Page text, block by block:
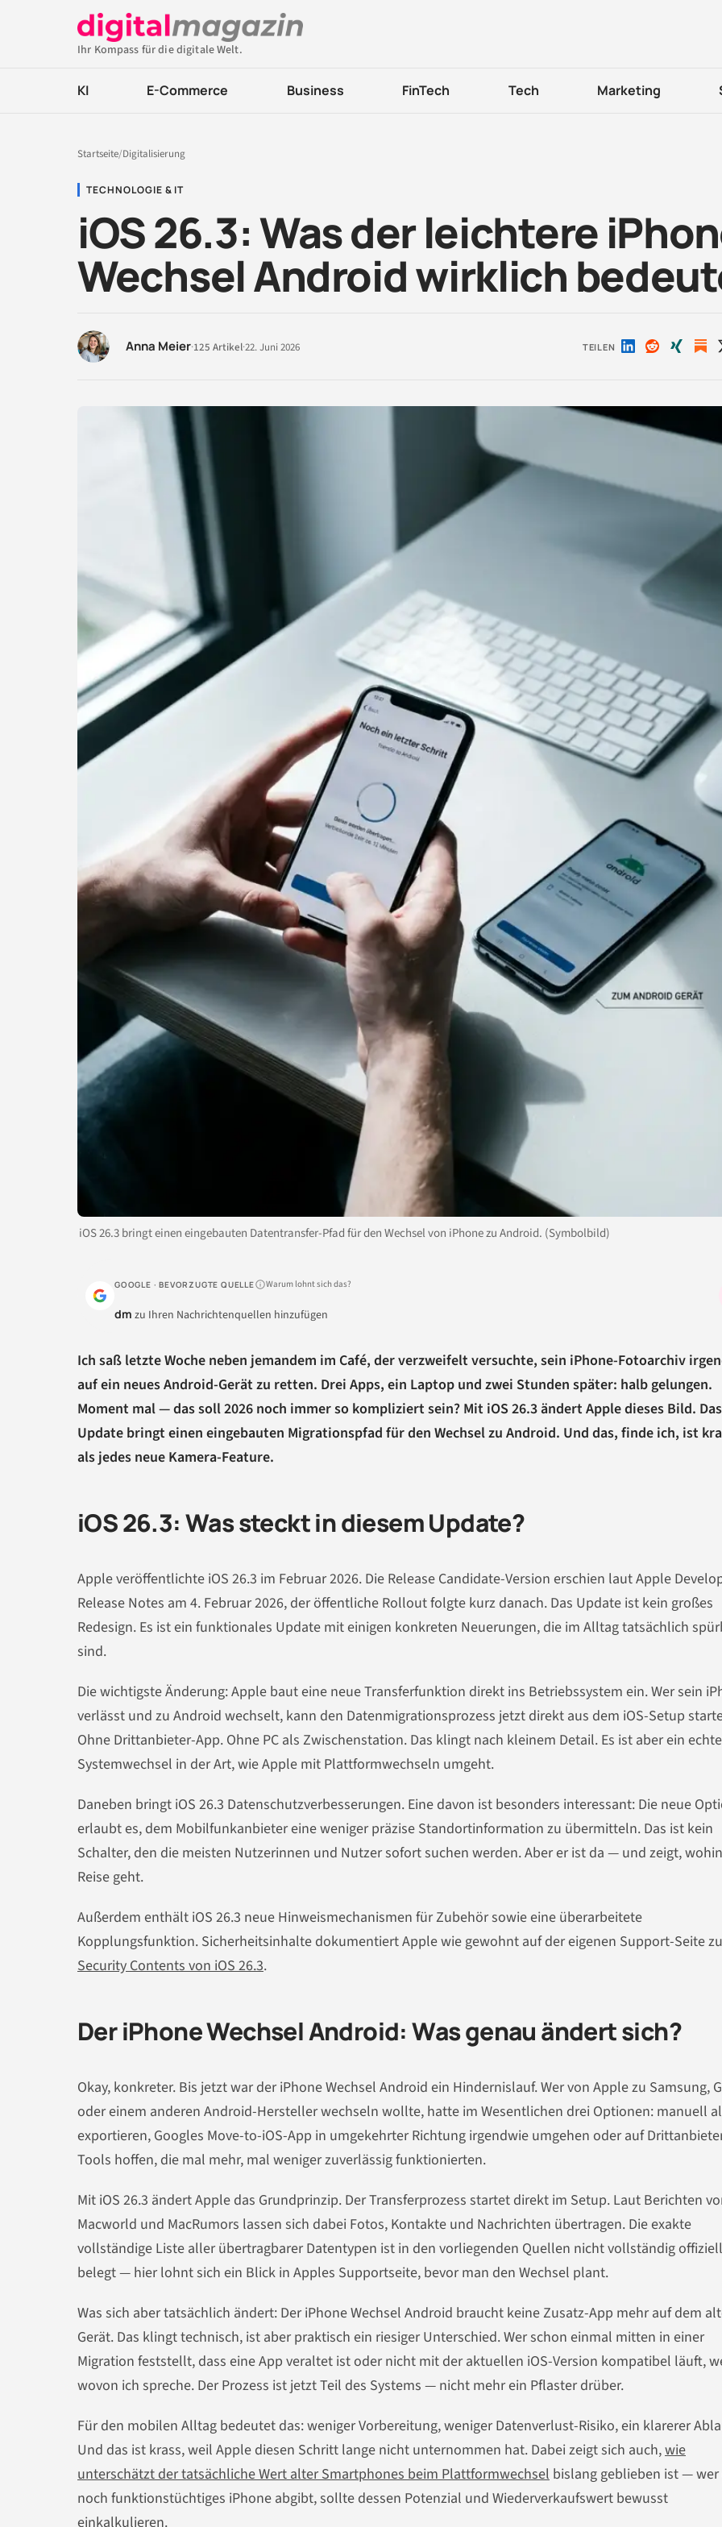
Ihr Kompass für die digitale Welt.
KI E-Commerce Business FinTech Tech Marketing
Startseite/Digitalisierung
TECHNOLOGIE & IT
iOS 26.3: Was der leichtere
Wechsel Android wirklich
Anna Meier·125 Artikel·22. Juni 2026 TEILEN Auf Auf Auf
iOS 26.3 bringt einen eingebauten Datentransfer-Pfad für den Wechsel von iPhone zu Android. (Symbolbild)
GOOGLE · BEVORZUGTE QUELLE Warum lohnt sich das?
dm zu Ihren Nachrichtenquellen hinzufügen
Ich saß letzte Woche neben jemandem im Café, der verzweifelt versuchte, sein iPhone-Fotoarchiv
auf ein neues Android-Gerät zu retten. Drei Apps, ein Laptop und zwei Stunden später: halb gelungen.
Moment mal — das soll 2026 noch immer so kompliziert sein? Mit iOS 26.3 ändert Apple dieses Bild. Das
Update bringt einen eingebauten Migrationspfad für den Wechsel zu Android. Und das, finde ich, ist
als jedes neue Kamera-Feature.
iOS 26.3: Was steckt in diesem Update?
Apple veröffentlichte iOS 26.3 im Februar 2026. Die Release Candidate-Version erschien laut Apple
Release Notes am 4. Februar 2026, der öffentliche Rollout folgte kurz danach. Das Update ist kein großes
Redesign. Es ist ein funktionales Update mit einigen konkreten Neuerungen, die im Alltag tatsächlich
sind.
Die wichtigste Änderung: Apple baut eine neue Transferfunktion direkt ins Betriebssystem ein. Wer sein
verlässt und zu Android wechselt, kann den Datenmigrationsprozess jetzt direkt aus dem iOS-Setup
Ohne Drittanbieter-App. Ohne PC als Zwischenstation. Das klingt nach kleinem Detail. Es ist aber ein
Systemwechsel in der Art, wie Apple mit Plattformwechseln umgeht.
Daneben bringt iOS 26.3 Datenschutzverbesserungen. Eine davon ist besonders interessant: Die neue
erlaubt es, dem Mobilfunkanbieter eine weniger präzise Standortinformation zu übermitteln. Das ist kein
Schalter, den die meisten Nutzerinnen und Nutzer sofort suchen werden. Aber er ist da — und zeigt,
Reise geht.
Außerdem enthält iOS 26.3 neue Hinweismechanismen für Zubehör sowie eine überarbeitete
Kopplungsfunktion. Sicherheitsinhalte dokumentiert Apple wie gewohnt auf der eigenen Support-Seite
Security Contents von iOS 26.3.
Der iPhone Wechsel Android: Was genau ändert sich?
Okay, konkreter. Bis jetzt war der iPhone Wechsel Android ein Hindernislauf. Wer von Apple zu Samsung,
oder einem anderen Android-Hersteller wechseln wollte, hatte im Wesentlichen drei Optionen: manuell
exportieren, Googles Move-to-iOS-App in umgekehrter Richtung irgendwie umgehen oder auf
Tools hoffen, die mal mehr, mal weniger zuverlässig funktionierten.
Mit iOS 26.3 ändert Apple das Grundprinzip. Der Transferprozess startet direkt im Setup. Laut Berichten
Macworld und MacRumors lassen sich dabei Fotos, Kontakte und Nachrichten übertragen. Die exakte
vollständige Liste aller übertragbarer Datentypen ist in den vorliegenden Quellen nicht vollständig offiziell
belegt — hier lohnt sich ein Blick in Apples Supportseite, bevor man den Wechsel plant.
Was sich aber tatsächlich ändert: Der iPhone Wechsel Android braucht keine Zusatz-App mehr auf dem
Gerät. Das klingt technisch, ist aber praktisch ein riesiger Unterschied. Wer schon einmal mitten in einer
Migration feststellt, dass eine App veraltet ist oder nicht mit der aktuellen iOS-Version kompatibel läuft,
wovon ich spreche. Der Prozess ist jetzt Teil des Systems — nicht mehr ein Pflaster drüber.
Für den mobilen Alltag bedeutet das: weniger Vorbereitung, weniger Datenverlust-Risiko, ein klarerer
Und das ist krass, weil Apple diesen Schritt lange nicht unternommen hat. Dabei zeigt sich auch,wie
unterschätzt der tatsächliche Wert alter Smartphones beim Plattformwechsel bislang geblieben ist — wer
noch funktionstüchtiges iPhone abgibt, sollte dessen Potenzial und Wiederverkaufswert bewusst
einkalkulieren.